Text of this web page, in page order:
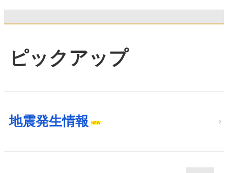
ピックアップ
地震発生情報